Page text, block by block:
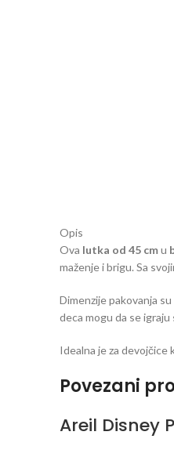
Opis
Ova lutka od 45 cmu
maženje i brigu. Sa
Dimenzije pakovanja su
deca mogu da se
Idealna je za
Povezani
Areil Disney